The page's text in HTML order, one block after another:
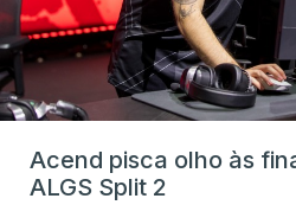
Acend pisca olho às
ALGS Split 2